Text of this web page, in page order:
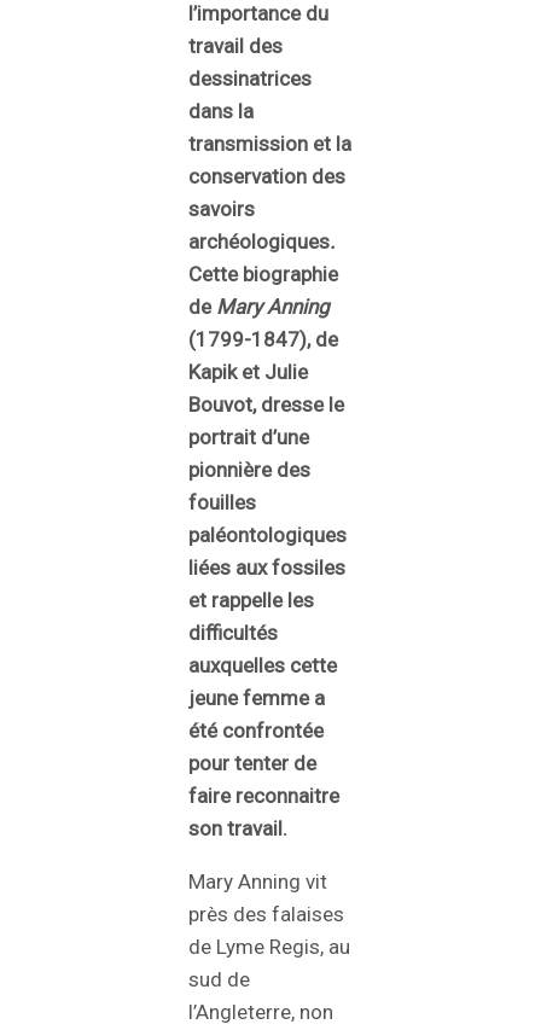
l’importance du
travail des
dessinatrices
dans la
transmission et la
conservation des
savoirs
archéologiques.
Cette biographie
de Mary Anning
(1799-1847), de
Kapik et Julie
Bouvot, dresse le
portrait d’une
pionnière des
fouilles
paléontologiques
liées aux fossiles
et rappelle les
difficultés
auxquelles cette
jeune femme a
été confrontée
pour tenter de
faire reconnaitre
son travail.
Mary Anning vit
près des falaises
de Lyme Regis, au
sud de
l’Angleterre, non